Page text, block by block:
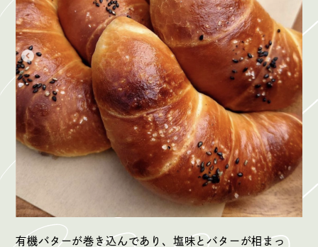
有機バターが巻き込んであり、塩味とバターが相まっ